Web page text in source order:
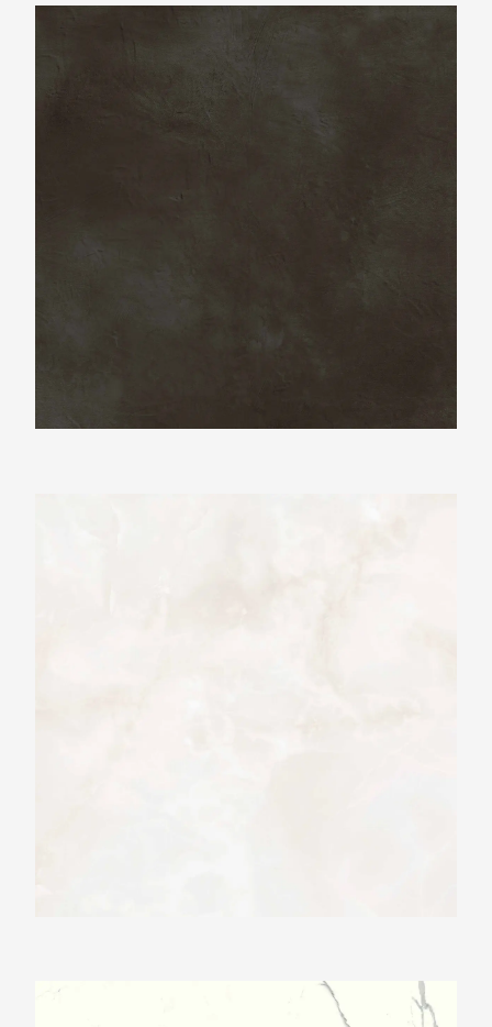
Ariostea Ultra Marmi Statuario Ultra